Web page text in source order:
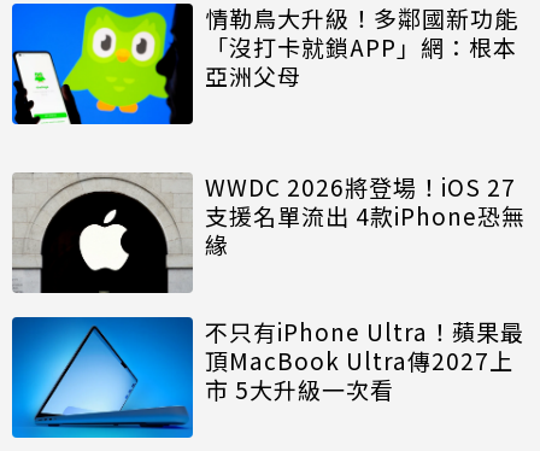
情勒鳥大升級！多鄰國新功能
「沒打卡就鎖APP」網：根本
亞洲父母
WWDC 2026將登場！iOS 27
支援名單流出 4款iPhone恐無
緣
不只有iPhone Ultra！蘋果最
頂MacBook Ultra傳2027上
市 5大升級一次看